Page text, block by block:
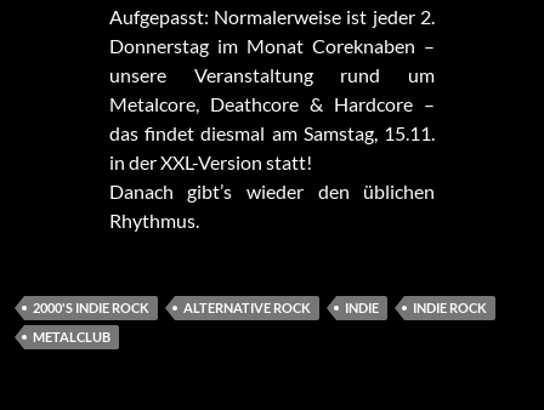
Aufgepasst: Normalerweise ist jeder 2.
Donnerstag im Monat Coreknaben –
unsere Veranstaltung rund um
Metalcore, Deathcore & Hardcore –
das findet diesmal am Samstag, 15.11.
in der XXL-Version statt!
Danach gibt’s wieder den üblichen
Rhythmus.
2000'S INDIE ROCK ALTERNATIVE ROCK INDIE
INDIE ROCK
METALCLUB